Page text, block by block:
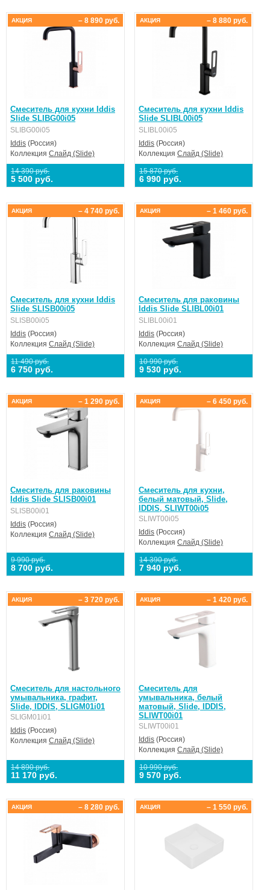
Смеситель для кухни Iddis
Slide SLIBG00i05
SLIBG00i05
Iddis (Россия)
Коллекция Слайд (Slide)
14 390 руб.
5 500 руб.
– 8 890 руб.
АКЦИЯ
Смеситель для кухни Iddis
Slide SLIBL00i05
SLIBL00i05
Iddis (Россия)
КоллекцияСлайд (Slide)
15 870 руб.
6 990 руб.
– 8 880 руб.
АКЦИЯ
Смеситель для кухни Iddis
Slide SLISB00i05
SLISB00i05
Iddis (Россия)
Коллекция Слайд (Slide)
11 490 руб.
6 750 руб.
– 4 740 руб.
АКЦИЯ
Смеситель для раковины
Iddis Slide SLIBL00i01
SLIBL00i01
Iddis (Россия)
КоллекцияСлайд (Slide)
10 990 руб.
9 530 руб.
– 1 460 руб.
АКЦИЯ
Смеситель для раковины
Iddis Slide SLISB00i01
SLISB00i01
Iddis (Россия)
Коллекция Слайд (Slide)
9 990 руб.
8 700 руб.
– 1 290 руб.
АКЦИЯ
Смеситель для кухни,
белый матовый, Slide,
IDDIS, SLIWT00i05
SLIWT00i05
Iddis (Россия)
КоллекцияСлайд (Slide)
14 390 руб.
7 940 руб.
– 6 450 руб.
АКЦИЯ
Смеситель для настольного
умывальника, графит,
Slide, IDDIS, SLIGM01i01
SLIGM01i01
Iddis (Россия)
Коллекция Слайд (Slide)
14 890 руб.
11 170 руб.
– 3 720 руб.
АКЦИЯ
Смеситель для
умывальника, белый
матовый, Slide, IDDIS,
SLIWT00i01
SLIWT00i01
Iddis (Россия)
КоллекцияСлайд (Slide)
10 990 руб.
9 570 руб.
– 1 420 руб.
АКЦИЯ
– 8 280 руб.
АКЦИЯ – 1 550 руб.
АКЦИЯ